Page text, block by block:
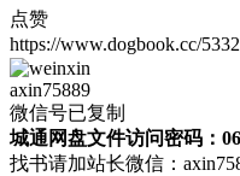
点赞
https://www.dogbook.cc/
axin75889
微信号已复制
城通网盘文件访问密码：
找书请加站长微信：